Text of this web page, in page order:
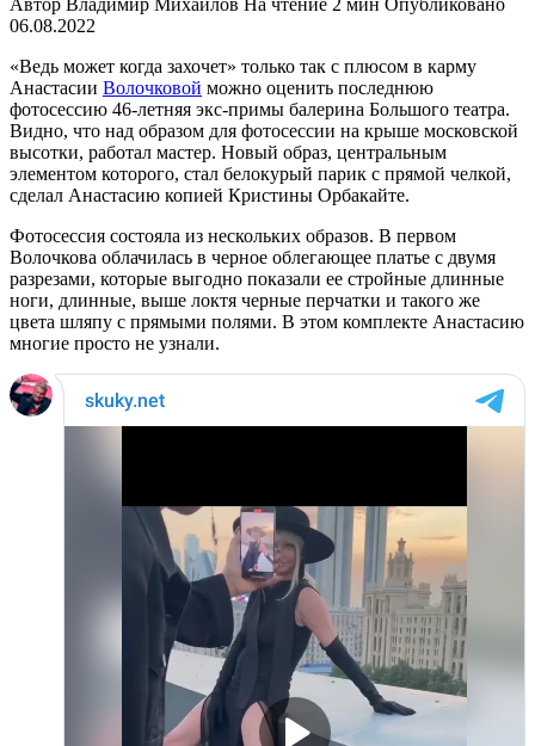
06.08.2022
«Ведь может когда захочет» только так с плюсом в карму
Анастасии Волочковой можно оценить последнюю
фотосессию 46-летняя экс-примы балерина Большого театра.
Видно, что над образом для фотосессии на крыше московской
высотки, работал мастер. Новый образ, центральным
элементом которого, стал белокурый парик с прямой челкой,
сделал Анастасию копией Кристины Орбакайте.
Фотосессия состояла из нескольких образов. В первом
Волочкова облачилась в черное облегающее платье с двумя
разрезами, которые выгодно показали ее стройные длинные
ноги, длинные, выше локтя черные перчатки и такого же
цвета шляпу с прямыми полями. В этом комплекте Анастасию
многие просто не узнали.